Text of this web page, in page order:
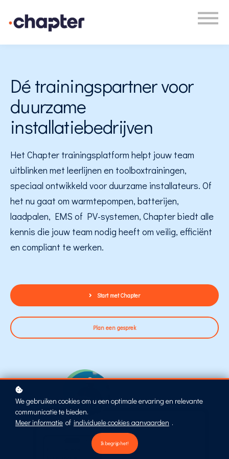
Plan een gesprek
Dé trainingspartner voor
duurzame
installatiebedrijven
Het Chapter trainingsplatform helpt jouw team
uitblinken met leerlijnen en toolboxtrainingen,
speciaal ontwikkeld voor duurzame installateurs. Of
het nu gaat om warmtepompen, batterijen,
laadpalen, EMS of PV-systemen, Chapter biedt alle
kennis die jouw team nodig heeft om veilig, efficiënt
en compliant te werken.
Start met Chapter
Plan een gesprek
We gebruiken cookies om u een optimale ervaring en relevante
communicatie te bieden.
Meer informatie of individuele cookies aanvaarden .
Ik begrijp het!